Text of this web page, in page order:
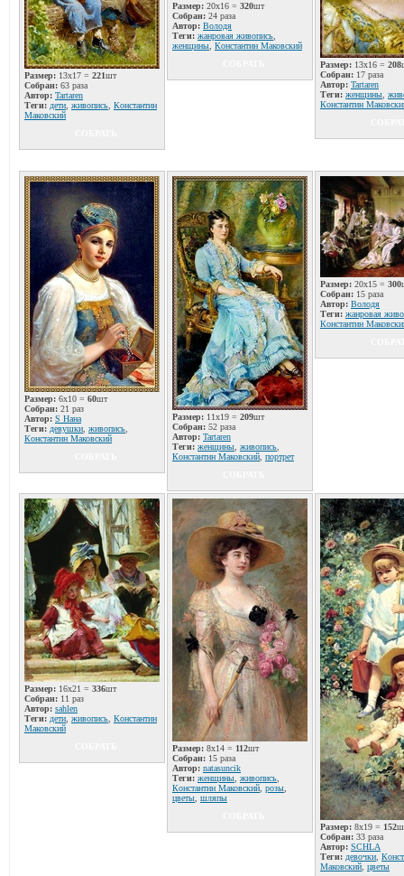
Размер: 13x17 = 221шт
Собран: 63 раза
Автор: Tartaren
Теги: дети живопись Константин
Маковский
Размер: 20x16 = 320шт
Собран: 24 раза
Автор: Володя
Теги: жанровая живопись
женщины Константин Маковский
Размер: 13x16 = 208
Собран: 17 раза
Автор: Tartaren
Теги: женщины
Константин
Размер: 6x10 = 60шт
Собран: 21 раз
Автор: S Нана
Теги: девушки живопись
Константин Маковский
Размер: 11x19 = 209шт
Собран: 52 раза
Автор: Tartaren
Теги: женщины живопись
Константин Маковский портрет
Размер: 20x15 = 300
Собран: 15 раза
Автор: Володя
Теги: жанровая
Константин
Размер: 16x21 = 336шт
Собран: 11 раз
Автор: sahlen
Теги: дети живопись Константин
Маковский
Размер: 8x14 = 112шт
Собран: 15 раза
Автор: natаsuncik
Теги: женщины живопись
Константин Маковский розы
цветы шляпы
Размер: 8x19 = 152
Собран: 33 раза
Автор: SCHLA
Теги: девочки
Маковский цветы